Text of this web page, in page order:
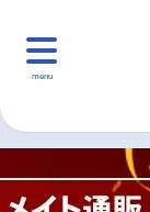
menu